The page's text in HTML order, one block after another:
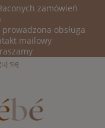
zamówień
obsługa
mailowy
się